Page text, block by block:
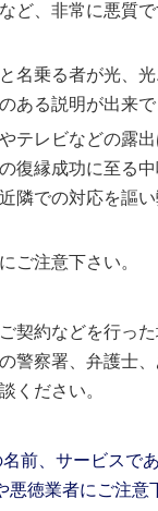
ど、非常に悪質で
名乗る者が光、
ある説明が出来で
テレビなどの露
復縁成功に至る中
隣での対応を謳
ご注意下さい。
契約などを行っ
警察署、弁護士
ください。
前、サービスで
悪徳業者にご注意